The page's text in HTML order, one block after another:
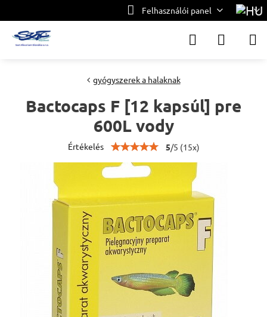
Felhasználói panel
gyógyszerek a halaknak
Bactocaps F [12 kapsúl] pre
600L vody
Értékelés 5/5 (15x)